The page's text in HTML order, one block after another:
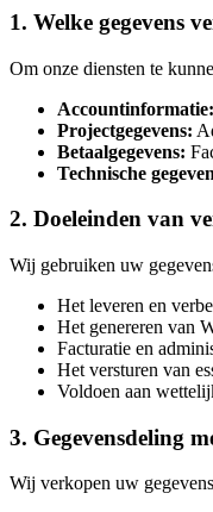
1. Welke gegevens
Om onze diensten te
Accountinformatie:
Projectgegevens:
Betaalgegevens:
Technische
2. Doeleinden van
Wij gebruiken uw
Het leveren en
Het genereren van
Facturatie en
Het versturen van
Voldoen aan
3. Gegevensdeling
Wij verkopen uw gegevens